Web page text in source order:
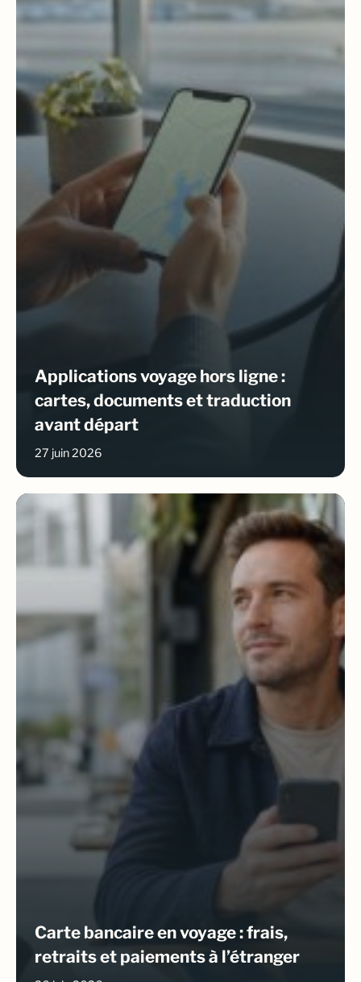
Applications voyage hors ligne :
cartes, documents et traduction
avant départ
27 juin 2026
Carte bancaire en voyage : frais,
retraits et paiements à l’étranger